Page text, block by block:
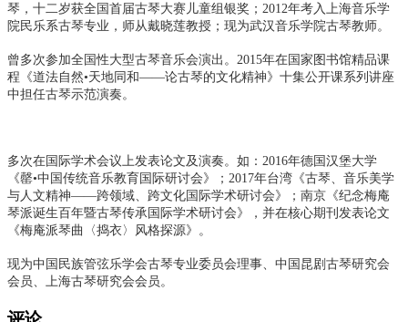
琴，十二岁获全国首届古琴大赛儿童组银奖；2012年考入上海音乐学
院民乐系古琴专业，师从戴晓莲教授；现为武汉音乐学院古琴教师。
曾多次参加全国性大型古琴音乐会演出。 2015年在国家图书馆精品课
程《道法自然•天地同和——论古琴的文化精神》十集公开课系列讲座
中担任古琴示范演奏。
多次在国际学术会议上发表论文及演奏。 如： 2016年德国汉堡大学
《罄•中国传统音乐教育国际研讨会》； 2017年台湾《古琴、音乐美学
与人文精神——跨领域、跨文化国际学术研讨会》； 南京《纪念梅庵
琴派诞生百年暨古琴传承国际学术研讨会》，并在核心期刊发表论文
《梅庵派琴曲〈捣衣〉风格探源》。
现为中国民族管弦乐学会古琴专业委员会理事、中国昆剧古琴研究会
会员、上海古琴研究会会员。